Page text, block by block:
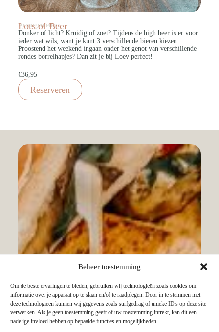
Beheer toestemming
Om de beste ervaringen te bieden, gebruiken wij technologieën zoals cookies om
informatie over je apparaat op te slaan en/of te raadplegen. Door in te stemmen met
deze technologieën kunnen wij gegevens zoals surfgedrag of unieke ID's op deze site
verwerken. Als je geen toestemming geeft of uw toestemming intrekt, kan dit een
nadelige invloed hebben op bepaalde functies en mogelijkheden.
Arrangementen
Lots of Beer
Donker of licht? Kruidig of zoet? Tijdens de high beer is er voor
ieder wat wils, want je kunt 3 verschillende bieren kiezen.
Proostend het weekend ingaan onder het genot van verschillende
rondes borrelhapjes? Dan zit je bij Loev perfect!
€36,95
Reserveren